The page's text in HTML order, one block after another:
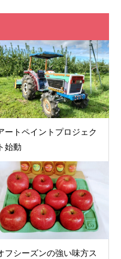
ートペイントプロジェク
ト始動
フシーズンの強い味方ス